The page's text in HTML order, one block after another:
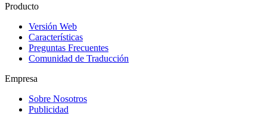
Producto
Versión Web
Características
Preguntas Frecuentes
Comunidad de Traducción
Empresa
Sobre Nosotros
Publicidad